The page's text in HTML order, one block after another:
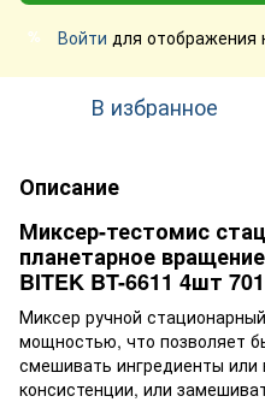
% Войти для отображения
В избранное
Описание
Миксер-тестомис
планетарное
BITEK BT-6611 4шт 701
Миксер ручной
мощностью, что позволяет
смешивать ингредиенты или
консистенции, или